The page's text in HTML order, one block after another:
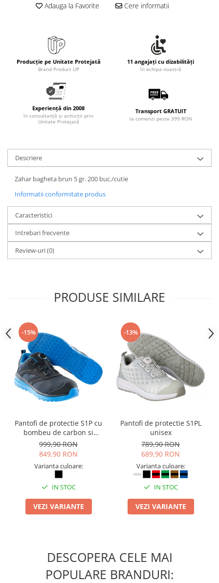
Adauga la Favorite Cere informatii
Producție pe Unitate Protejată
Brand Product UP
11 angajați cu dizabilități
în echipa noastră
Experiență din 2008
în consultanță și achiziții prin
Unitate Protejată
Transport GRATUIT
la comenzi peste 399 RON
Descriere
Zahar bagheta brun 5 gr. 200 buc./cutie
Informatii conformitate produs
Caracteristici
Intrebari frecvente
Review-uri(0)
PRODUSE SIMILARE
-15%
Pantofi de protectie S1P cu
bombeu de carbon si
inchidere BOAÂ® Fit
999,90 RON
849,90 RON
Varianta culoare:
IN STOC
VEZI VARIANTE
-13%
Pantofi de protectie S1PL
unisex
789,90 RON
689,90 RON
Varianta culoare:
IN STOC
VEZI VARIANTE
DESCOPERA CELE MAI
POPULARE BRANDURI: